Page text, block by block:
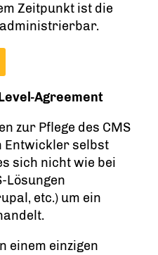
Zeitpunkt ist die
Agreement
zur Pflege des CMS
Entwickler selbst
sich nicht wie bei
Lösungen
etc.) um ein
einem einzigen